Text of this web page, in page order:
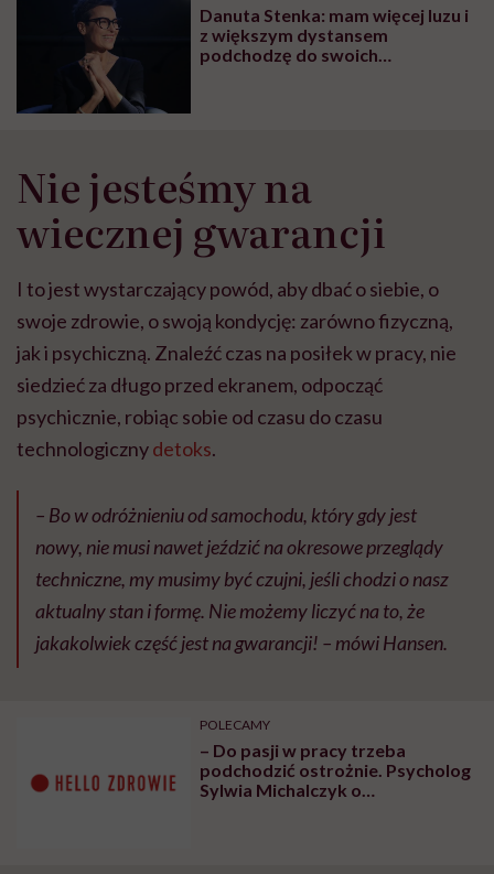
wyobraźni"
Danuta Stenka: mam więcej luzu i
z większym dystansem
podchodzę do swoich
Nie jesteśmy na
wiecznej gwarancji
I to jest wystarczający powód, aby dbać o siebie, o
swoje zdrowie, o swoją kondycję: zarówno fizyczną,
jak i psychiczną. Znaleźć czas na posiłek w pracy, nie
siedzieć za długo przed ekranem, odpocząć
psychicznie, robiąc sobie od czasu do czasu
technologicznydetoks.
– Bo w odróżnieniu od samochodu, który gdy jest
nowy, nie musi nawet jeździć na okresowe przeglądy
techniczne, my musimy być czujni, jeśli chodzi o nasz
aktualny stan i formę. Nie możemy liczyć na to, że
jakakolwiek część jest na gwarancji! – mówi Hansen.
POLECAMY
– Do pasji w pracy trzeba
podchodzić ostrożnie. Psycholog
Sylwia Michalczyk o